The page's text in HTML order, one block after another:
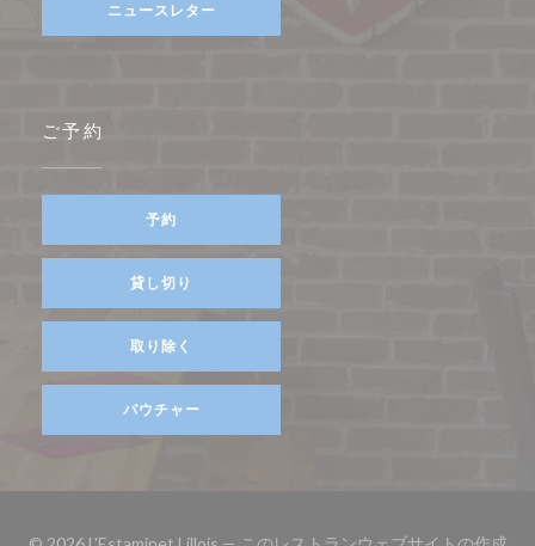
ニュースレター
ご予約
予約
貸し切り
取り除く
バウチャー